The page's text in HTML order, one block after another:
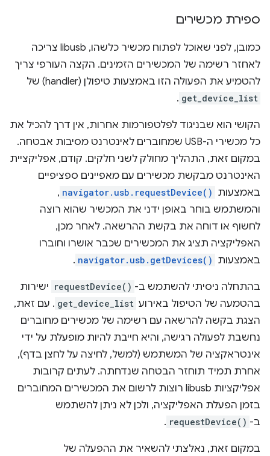
ספירת מכשירים
כמובן, לפני שאוכל לפתוח מכשיר כלשהו, libusb צריכה
לאחזר רשימה של המכשירים הזמינים. הקצה העורפי צריך
להטמיע את הפעולה הזו באמצעות טיפולן (handler) של
get_device_list
.
הקושי הוא שבניגוד לפלטפורמות אחרות, אין דרך להכיל את
כל מכשירי ה-USB שמחוברים לאינטרנט מסיבות אבטחה.
במקום זאת, התהליך מחולק לשני חלקים. קודם, אפליקציית
האינטרנט מבקשת מכשירים עם מאפיינים ספציפיים
באמצעות navigator.usb.requestDevice()
,
והמשתמש בוחר באופן ידני את המכשיר שהוא רוצה
לחשוף או דוחה את בקשת ההרשאה. לאחר מכן,
האפליקציה תציג את המכשירים שכבר אושרו וחוברו
באמצעות navigator.usb.getDevices()
.
בהתחלה ניסיתי להשתמש ב- requestDevice() ישירות
בהטמעה של הטיפול באירוע get_device_list . עם זאת,
הצגת בקשה להרשאה עם רשימה של מכשירים מחוברים
נחשבת לפעולה רגישה, והיא חייבת להיות מופעלת על ידי
אינטראקציה של המשתמש (למשל, לחיצה על לחצן בדף),
אחרת תמיד תוחזר הבטחה שנדחתה. לעתים קרובות
אפליקציות libusb רוצות לרשום את המכשירים המחוברים
בזמן הפעלת האפליקציה, ולכן לא ניתן להשתמש
ב- requestDevice()
.
במקום זאת, נאלצתי להשאיר את ההפעלה של